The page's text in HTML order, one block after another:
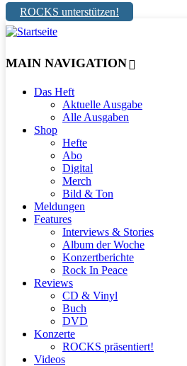
ROCKS unterstützen!
MAIN NAVIGATION
Das Heft
Aktuelle Ausgabe
Alle Ausgaben
Shop
Hefte
Abo
Digital
Merch
Bild & Ton
Meldungen
Features
Interviews & Stories
Album der Woche
Konzertberichte
Rock In Peace
Reviews
CD & Vinyl
Buch
DVD
Konzerte
ROCKS präsentiert!
Videos